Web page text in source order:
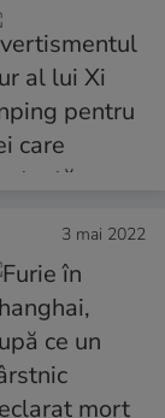
3 mai 2022